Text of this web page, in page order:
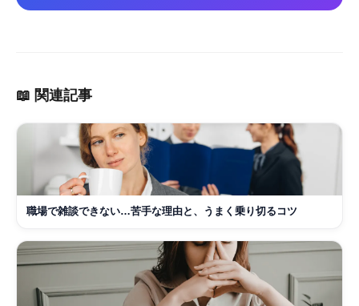
📖 関連記事
職場で雑談できない…苦手な理由と、うまく乗り切るコツ